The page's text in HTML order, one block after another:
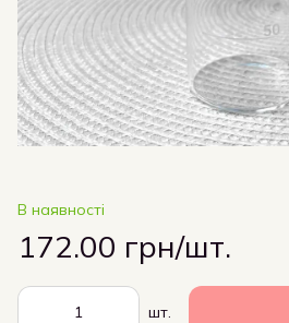
В наявності
172.00 грн/шт.
шт.